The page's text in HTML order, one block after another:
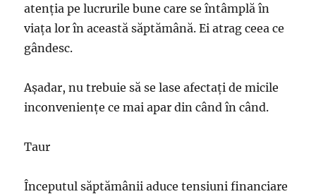
atenția pe lucrurile bune care se întâmplă în
viața lor în această săptămână. Ei atrag ceea ce
gândesc.
Așadar, nu trebuie să se lase afectați de micile
inconveniențe ce mai apar din când în când.
Taur
Începutul săptămânii aduce tensiuni financiare